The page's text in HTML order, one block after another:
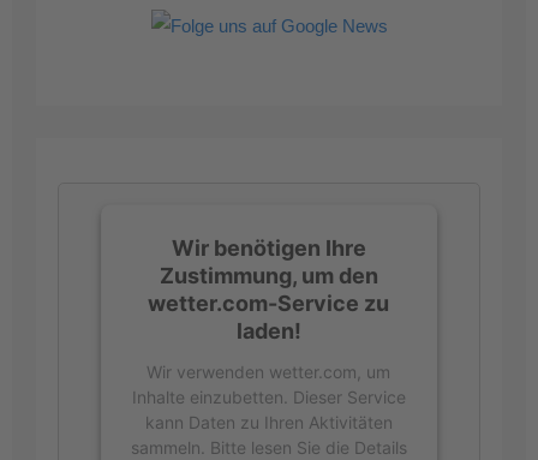
Wir benötigen Ihre
Zustimmung, um den
wetter.com-Service zu
laden!
Wir verwenden wetter.com, um
Inhalte einzubetten. Dieser Service
kann Daten zu Ihren Aktivitäten
sammeln. Bitte lesen Sie die Details